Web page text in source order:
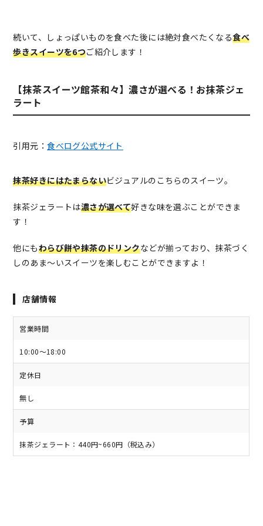
続いて、しょっぱいものを食べた後には絶対食べたくなる食べ
歩きスイーツを6つご紹介します！
【抹茶スイーツ館茶和々】濃さが選べる！お抹茶ジェ
ラート
引用元：食べログ公式サイト
抹茶好きにはたまらないビジュアルのこちらのスイーツ。
抹茶ジェラートは濃さが選べて好きな味を選ぶことができま
す！
他にもわらび餅や抹茶のドリンクなどが揃っており、抹茶づく
しのあま〜いスイーツを楽しむことができますよ！
店舗情報
営業時間
10:00〜18:00
定休日
無し
予算
抹茶ジェラート：440円~660円（税込み）